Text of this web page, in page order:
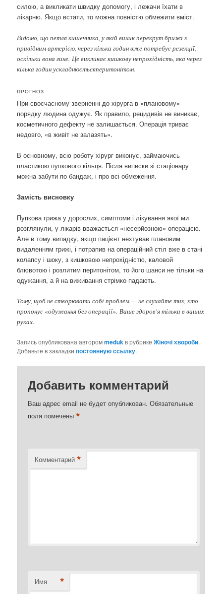
силою, а викликати швидку допомогу, і лежачи їхати в
лікарню. Якщо встати, то можна повністю обмежити вміст.
Відомо, що петля кишечника, у якій виник перекрут брижі з
привідним артерією, через кілька годин вже потребує резекції,
оскільки вона гине. Це викликає кишкову непрохідність, яка через
кілька годин ускладнюєтьсяперитонітом.
ПРОГНОЗ
При своєчасному зверненні до хірурга в «плановому»
порядку людина одужує. Як правило, рецидивів не виникає,
косметичного дефекту не залишається. Операція триває
недовго, «в живіт не залазять».
В основному, всю роботу хірург виконує, займаючись
пластикою пупкового кільця. Після виписки зі стаціонару
можна забути по бандаж, і про всі обмеження.
Замість висновку
Пупкова грижа у дорослих, симптоми і лікування якої ми
розглянули, у лікарів вважається «несерйозною» операцією.
Але в тому випадку, якщо пацієнт нехтував плановим
видаленням грижі, і потрапив на операційний стіл вже в стані
колапсу і шоку, з кишковою непрохідністю, каловой
блювотою і розлитим перитонітом, то його шанси не тільки на
одужання, а й на виживання стрімко падають.
Тому, щоб не створювати собі проблем — не слухайте тих, хто
пропонує «одужання без операції». Ваше здоров'я тільки в ваших
руках.
Запись опубликована авторомmedukв рубрикеЖіночі хвороби.
Добавьте в закладкипостоянную ссылку.
Добавить комментарий
Ваш адрес email не будет опубликован. Обязательные
поля помечены*
Комментарий *
Имя *